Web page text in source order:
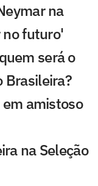
na
no futuro'
será o
Brasileira?
amistoso
na Seleção